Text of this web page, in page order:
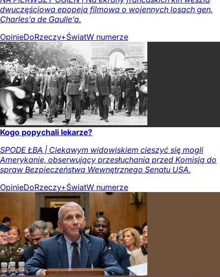
dwuczęściowa epopeja filmowa o wojennych losach gen.
Charles’a de Gaulle’a.
OpinieDoRzeczy+ŚwiatW numerze
Kogo popychali lekarze?
SPODE ŁBA | Ciekawym widowiskiem cieszyć się mogli
Amerykanie, obserwujący przesłuchania przed Komisją do
spraw Bezpieczeństwa Wewnętrznego Senatu USA.
OpinieDoRzeczy+ŚwiatW numerze